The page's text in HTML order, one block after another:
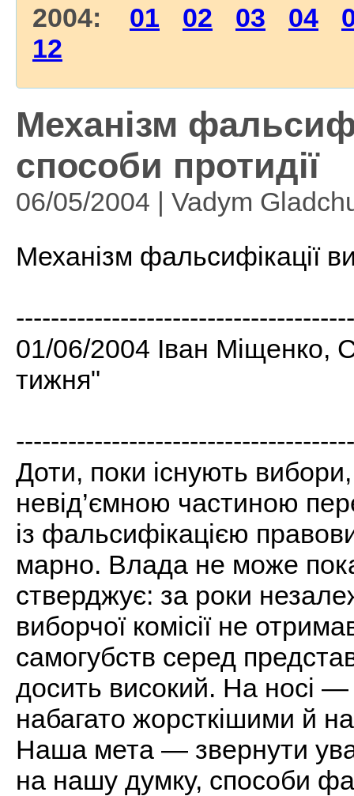
2004: 01 02 03 04
12
Механізм
способи протидії
06/05/2004 | Vadym
Механізм фальсифікації
01/06/2004 Іван Міщенко,
тижня"
Доти, поки існують
невід’ємною частиною
із фальсифікацією
марно. Влада не може
стверджує: за роки
виборчої комісії не
самогубств серед
досить високий. На носі —
набагато жорсткішими й
Наша мета — звернути
на нашу думку, способи